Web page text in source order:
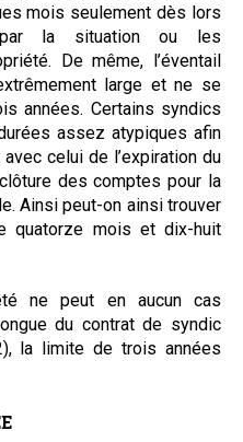
mois seulement dès lors
la situation ou les
De même, l’éventail
large et ne se
années. Certains syndics
assez atypiques afin
celui de l’expiration du
des comptes pour la
Ainsi peut-on ainsi trouver
quatorze mois et dix-huit
ne peut en aucun cas
du contrat de syndic
la limite de trois années